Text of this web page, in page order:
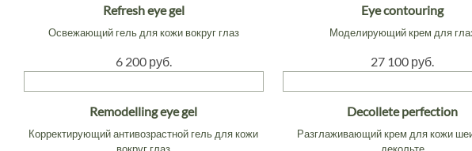
Refresh eye gel
Освежающий гель для кожи вокруг глаз
6 200 руб.
Eye contouring
Моделирующий крем для
27 100 руб.
Remodelling eye gel
Корректирующий антивозрастной гель для кожи
Decollete perfection
Разглаживающий крем для кожи